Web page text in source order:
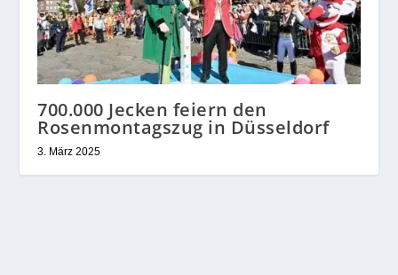
700.000 Jecken feiern den
Rosenmontagszug in Düsseldorf
3. März 2025